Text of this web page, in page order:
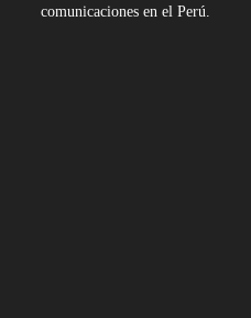
comunicaciones en el Perú.